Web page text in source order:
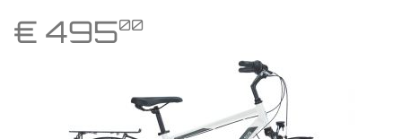
€ 49500